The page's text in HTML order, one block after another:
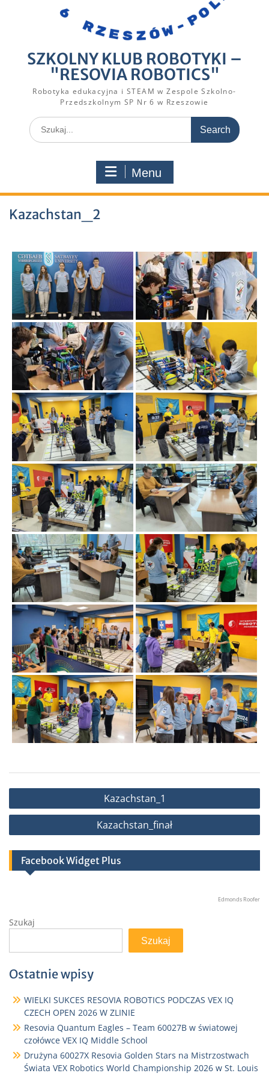
SZKOLNY KLUB ROBOTYKI –
"RESOVIA ROBOTICS"
Robotyka edukacyjna i STEAM w Zespole Szkolno-
Przedszkolnym SP Nr 6 w Rzeszowie
Search
for:
Menu
Kazachstan_2
Nawigacja
wpisu
Kazachstan_1
Kazachstan_finał
Facebook Widget Plus
Edmonds Roofer
Szukaj
Szukaj
Ostatnie wpisy
WIELKI SUKCES RESOVIA ROBOTICS PODCZAS VEX IQ
CZECH OPEN 2026 W ZLINIE
Resovia Quantum Eagles – Team 60027B w światowej
czołówce VEX IQ Middle School
Drużyna 60027X Resovia Golden Stars na Mistrzostwach
Świata VEX Robotics World Championship 2026 w St. Louis